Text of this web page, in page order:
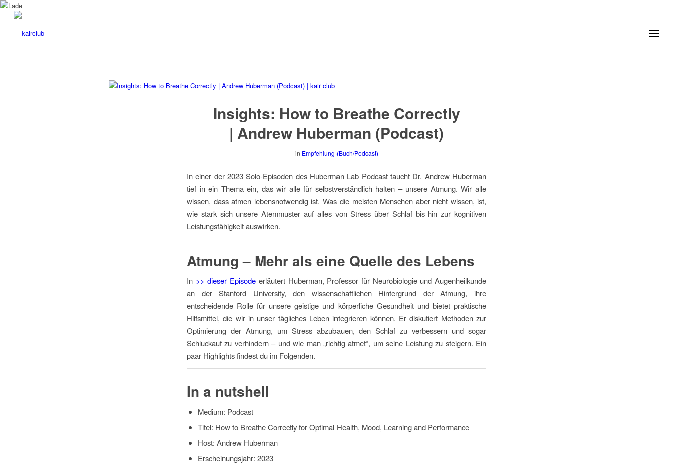
Insights: How to Breathe Correctly
| Andrew Huberman (Podcast)
in Empfehlung (Buch/Podcast)
In einer der 2023 Solo-Episoden des Huberman Lab Podcast taucht Dr. Andrew Huberman
tief in ein Thema ein, das wir alle für selbstverständlich halten – unsere Atmung. Wir alle
wissen, dass atmen lebensnotwendig ist. Was die meisten Menschen aber nicht wissen, ist,
wie stark sich unsere Atemmuster auf alles von Stress über Schlaf bis hin zur kognitiven
Leistungsfähigkeit auswirken.
Atmung – Mehr als eine Quelle des Lebens
In >> dieser Episode erläutert Huberman, Professor für Neurobiologie und Augenheilkunde
an der Stanford University, den wissenschaftlichen Hintergrund der Atmung, ihre
entscheidende Rolle für unsere geistige und körperliche Gesundheit und bietet praktische
Hilfsmittel, die wir in unser tägliches Leben integrieren können. Er diskutiert Methoden zur
Optimierung der Atmung, um Stress abzubauen, den Schlaf zu verbessern und sogar
Schluckauf zu verhindern – und wie man „richtig atmet“, um seine Leistung zu steigern. Ein
paar Highlights findest du im Folgenden.
In a nutshell
Medium: Podcast
Titel: How to Breathe Correctly for Optimal Health, Mood, Learning and Performance
Host: Andrew Huberman
Erscheinungsjahr: 2023